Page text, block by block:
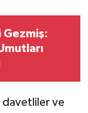
davetliler ve